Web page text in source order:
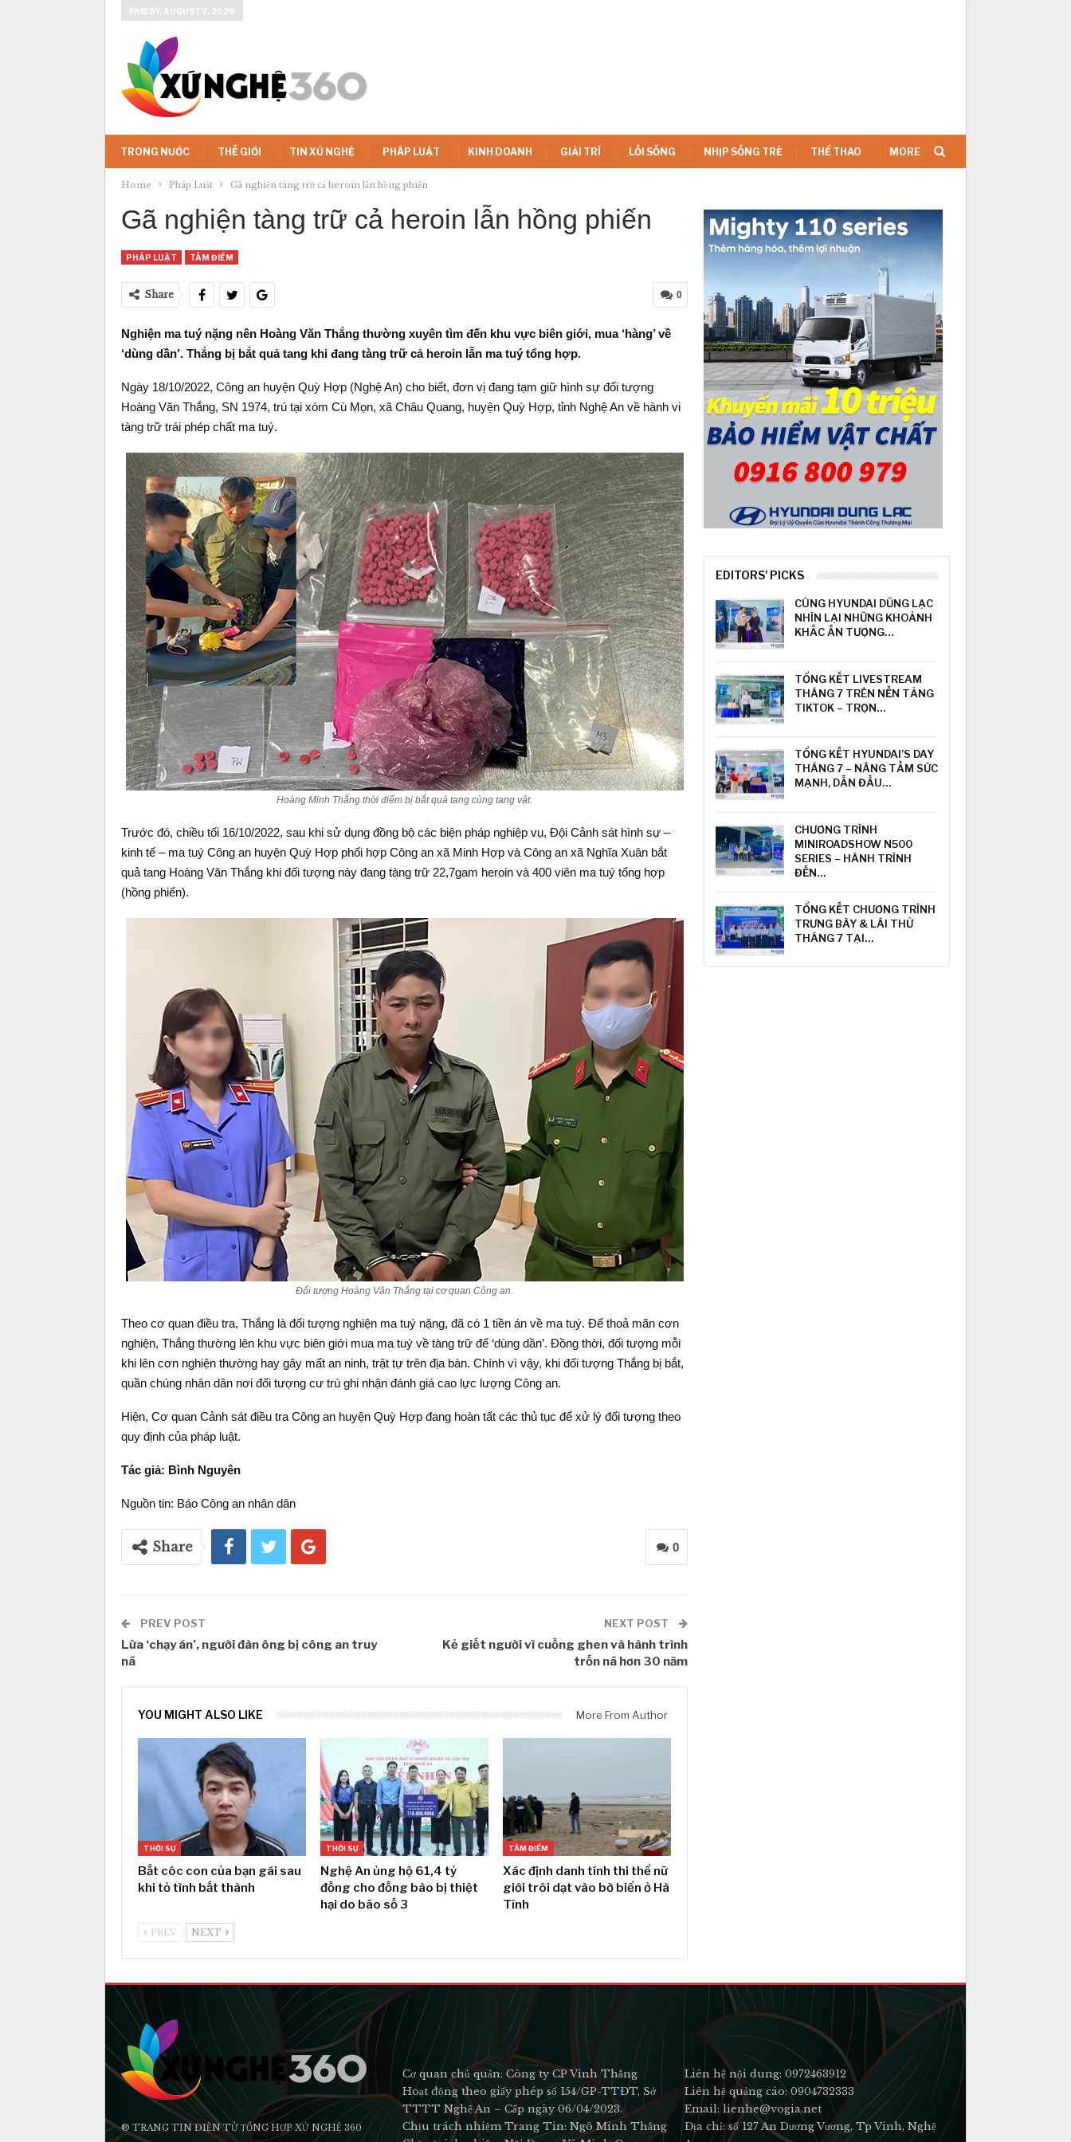
FRIDAY, AUGUST 7, 2026
TRONG NƯỚC THẾ GIỚI TIN XỨ NGHỆ PHÁP LUẬT KINH DOANH GIẢI TRÍ LỐI SỐNG NHỊP SỐNG TRẺ THỂ THAO MORE
Home Pháp Luật Gã nghiện tàng trữ cả heroin lẫn hồng phiến
Gã nghiện tàng trữ cả heroin lẫn hồng phiến
PHÁP LUẬT TÂM ĐIỂM
0
Share
Nghiện ma tuý nặng nên Hoàng Văn Thắng thường xuyên tìm đến khu vực biên giới, mua ‘hàng’ về
‘dùng dần’. Thắng bị bắt quả tang khi đang tàng trữ cả heroin lẫn ma tuý tổng hợp.
Ngày 18/10/2022, Công an huyện Quỳ Hợp (Nghệ An) cho biết, đơn vị đang tạm giữ hình sự đối tượng
Hoàng Văn Thắng, SN 1974, trú tại xóm Cù Mọn, xã Châu Quang, huyện Quỳ Hợp, tỉnh Nghệ An về hành vi
tàng trữ trái phép chất ma tuý.
Hoàng Minh Thắng thời điểm bị bắt quả tang cùng tang vật.
Trước đó, chiều tối 16/10/2022, sau khi sử dụng đồng bộ các biện pháp nghiệp vụ, Đội Cảnh sát hình sự –
kinh tế – ma tuý Công an huyện Quỳ Hợp phối hợp Công an xã Minh Hợp và Công an xã Nghĩa Xuân bắt
quả tang Hoàng Văn Thắng khi đối tượng này đang tàng trữ 22,7gam heroin và 400 viên ma tuý tổng hợp
(hồng phiến).
Đối tượng Hoàng Văn Thắng tại cơ quan Công an.
Theo cơ quan điều tra, Thắng là đối tượng nghiện ma tuý nặng, đã có 1 tiền án về ma tuý. Để thoả mãn cơn
nghiện, Thắng thường lên khu vực biên giới mua ma tuý về tàng trữ để ‘dùng dần’. Đồng thời, đối tượng mỗi
khi lên cơn nghiện thường hay gây mất an ninh, trật tự trên địa bàn. Chính vì vậy, khi đối tượng Thắng bị bắt,
quần chúng nhân dân nơi đối tượng cư trú ghi nhận đánh giá cao lực lượng Công an.
Hiện, Cơ quan Cảnh sát điều tra Công an huyện Quỳ Hợp đang hoàn tất các thủ tục để xử lý đối tượng theo
quy định của pháp luật.
Tác giả: Bình Nguyên
Nguồn tin: Báo Công an nhân dân
0
Share
PREV POST
Lừa ‘chạy án’, người đàn ông bị công an truy
nã
NEXT POST
Kẻ giết người vì cuồng ghen và hành trình
trốn nã hơn 30 năm
YOU MIGHT ALSO LIKE More From Author
THỜI SỰ
Bắt cóc con của bạn gái sau
khi tỏ tình bất thành
THỜI SỰ
Nghệ An ủng hộ 61,4 tỷ
đồng cho đồng bào bị thiệt
hại do bão số 3
TÂM ĐIỂM
Xác định danh tính thi thể nữ
giới trôi dạt vào bờ biển ở Hà
Tĩnh
PREV NEXT
EDITORS' PICKS
CÙNG HYUNDAI DŨNG LẠC
NHÌN LẠI NHỮNG KHOẢNH
KHẮC ẤN TƯỢNG…
TỔNG KẾT LIVESTREAM
THÁNG 7 TRÊN NỀN TẢNG
TIKTOK – TRỌN…
TỔNG KẾT HYUNDAI’S DAY
THÁNG 7 – NÂNG TẦM SỨC
MẠNH, DẪN ĐẦU…
CHƯƠNG TRÌNH
MINIROADSHOW N500
SERIES – HÀNH TRÌNH
ĐẾN…
TỔNG KẾT CHƯƠNG TRÌNH
TRƯNG BÀY & LÁI THỬ
THÁNG 7 TẠI…
® TRANG TIN ĐIỆN TỬ ТỔNG HỢP XỨ NGHỆ 360
Cơ quan chủ quản: Công ty CP Vinh Thắng
Hoạt động theo giấy phép số 154/GP-TTĐT, Sở
TTTT Nghệ An – Cấp ngày 06/04/2023.
Chịu trách nhiệm Trang Tin: Ngô Minh Thắng
Liên hệ nội dung: 0972463912
Liên hệ quảng cáo: 0904732333
Email: lienhe@vogia.net
Địa chỉ: số 127 An Dương Vương, Tp Vinh, Nghệ